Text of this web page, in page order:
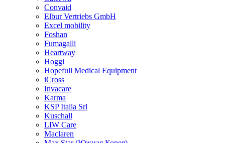
Convaid
Elbur Vertriebs GmbH
Excel mobility
Foshan
Fumagalli
Heartway
Hoggi
Hopefull Medical Equipment
iCross
Invacare
Karma
KSP Italia Srl
Kuschall
LIW Care
Maclaren